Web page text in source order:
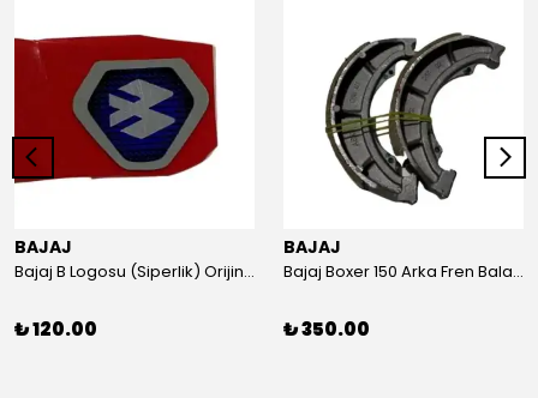
BAJAJ
Bajaj B Logosu (Siperlik) Orijinal
₺ 120.00
BAJAJ
Bajaj Boxer 150 Arka Fren Balatası Orijinal
₺ 350.00